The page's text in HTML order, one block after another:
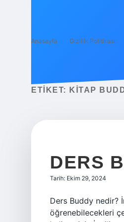
Anasayfa Gizlilik Politikası
ETIKET: KITAP
DERS
Tarih: Ekim 29, 2024
Ders Buddy nedir?
öğrenebilecekleri